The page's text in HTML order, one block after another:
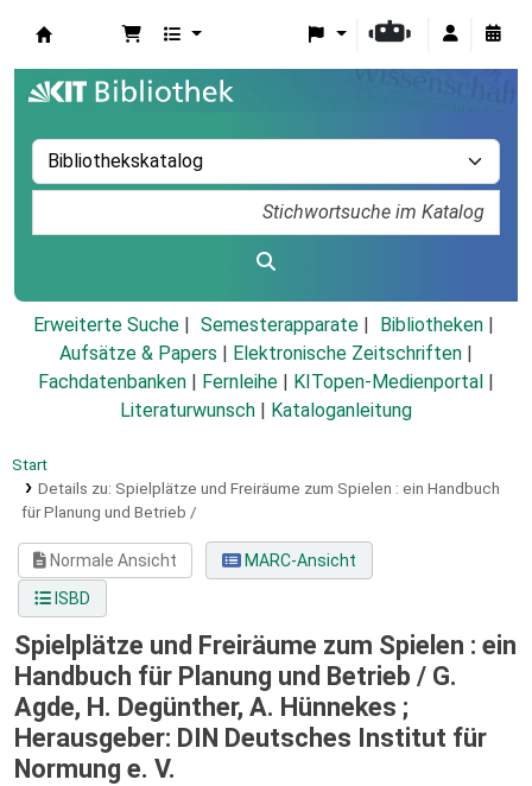
Erweiterte Suche Semesterapparate
Bibliotheken
Aufsätze & Papers
Elektronische Zeitschriften
Fachdatenbanken
Fernleihe KITopen-Medienportal
Literaturwunsch
Kataloganleitung
Start
Details zu: Spielplätze und Freiräume zum Spielen : ein Handbuch
für Planung und Betrieb /
Normale Ansicht
MARC-Ansicht
ISBD
Spielplätze und Freiräume zum Spielen : ein
Handbuch für Planung und Betrieb / G.
Agde, H. Degünther, A. Hünnekes ;
Herausgeber: DIN Deutsches Institut für
Normung e. V.